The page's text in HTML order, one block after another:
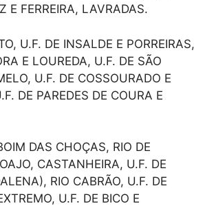
E FERREIRA, LAVRADAS.
U.F. DE INSALDE E PORREIRAS,
E LOUREDA, U.F. DE SÃO
U.F. DE COSSOURADO E
DE PAREDES DE COURA E
DAS CHOÇAS, RIO DE
CASTANHEIRA, U.F. DE
RIO CABRÃO, U.F. DE
U.F. DE BICO E